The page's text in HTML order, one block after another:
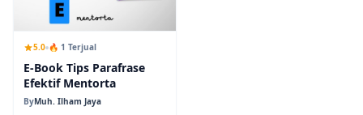
5.0 🔥 1 Terjual
E-Book Tips Parafrase
Efektif Mentorta
ByMuh. Ilham Jaya